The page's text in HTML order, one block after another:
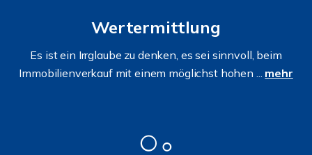
Wertermittlung
Es ist ein Irrglaube zu denken, es sei sinnvoll, beim
Immobilienverkauf mit einem möglichst hohen ... mehr